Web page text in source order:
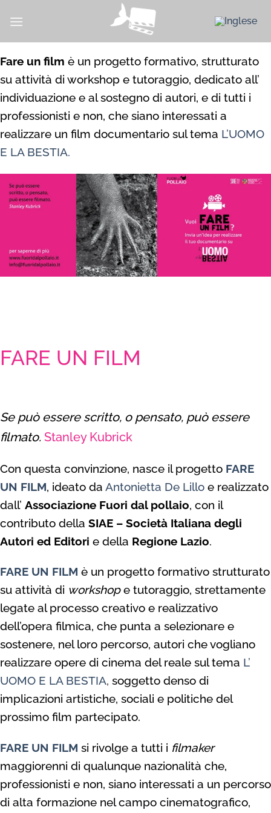
Fare un film è un progetto formativo, strutturato
su attività di workshop e tutoraggio, dedicato all’
individuazione e al sostegno di autori, e di tutti i
professionisti e non, che siano interessati a
realizzare un film documentario sul tema L’UOMO
E LA BESTIA.
FARE UN FILM
Se può essere scritto, o pensato, può essere
filmato. Stanley Kubrick
Con questa convinzione, nasce il progetto FARE
UN FILM, ideato da Antonietta De Lillo e realizzato
dall’ Associazione Fuori dal pollaio, con il
contributo della SIAE – Società Italiana degli
Autori ed Editori e della Regione Lazio.
FARE UN FILM è un progetto formativo strutturato
su attività di workshope tutoraggio, strettamente
legate al processo creativo e realizzativo
dell’opera filmica, che punta a selezionare e
sostenere, nel loro percorso, autori che vogliano
realizzare opere di cinema del reale sul tema L’
UOMO E LA BESTIA, soggetto denso di
implicazioni artistiche, sociali e politiche del
prossimo film partecipato.
FARE UN FILM si rivolge a tutti i filmaker
maggiorenni di qualunque nazionalità che,
professionisti e non, siano interessati a un percorso
di alta formazione nel campo cinematografico,